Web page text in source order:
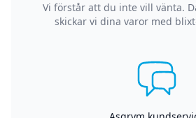
Vi förstår att du inte vill vänta.
skickar vi dina varor med